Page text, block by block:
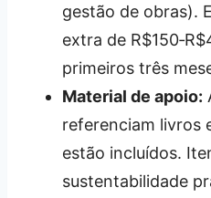
gestão de obras).
extra de
primeiros três
Material de apoio:
referenciam livros
estão incluídos.
sustentabilidade